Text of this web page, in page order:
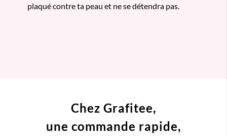
plaqué contre ta peau et ne se détendra pas.
Chez Grafitee,
une commande rapide,